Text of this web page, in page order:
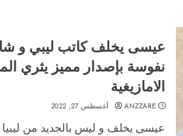
عيسى يخلف كاتب ليبي و
نفوسة بإصدار مميز يثري
الامازيغية
ANZZARE أغسطس 27, 2022
عيسى يخلف و ليس بالجديد من